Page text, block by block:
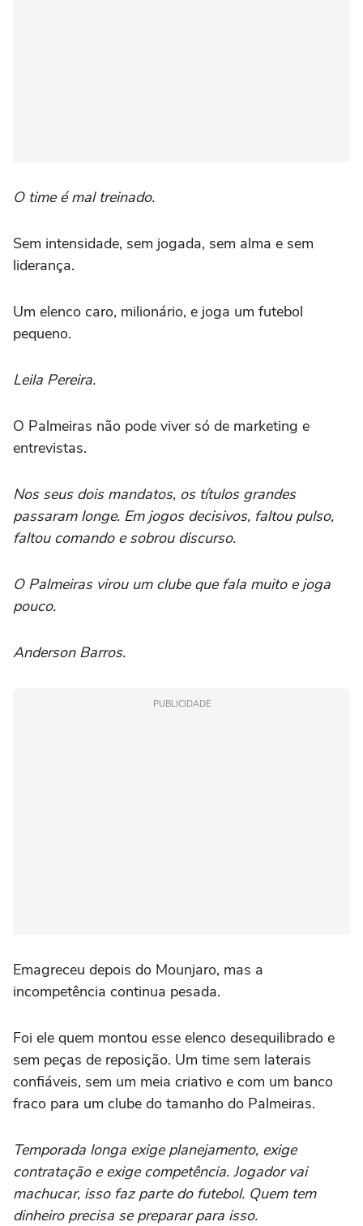
O time é mal treinado.
Sem intensidade, sem jogada, sem alma e sem
liderança.
Um elenco caro, milionário, e joga um futebol
pequeno.
Leila Pereira.
O Palmeiras não pode viver só de marketing e
entrevistas.
Nos seus dois mandatos, os títulos grandes
passaram longe. Em jogos decisivos, faltou pulso,
faltou comando e sobrou discurso.
O Palmeiras virou um clube que fala muito e joga
pouco.
Anderson Barros.
PUBLICIDADE
Emagreceu depois do Mounjaro, mas a
incompetência continua pesada.
Foi ele quem montou esse elenco desequilibrado e
sem peças de reposição. Um time sem laterais
confiáveis, sem um meia criativo e com um banco
fraco para um clube do tamanho do Palmeiras.
Temporada longa exige planejamento, exige
contratação e exige competência. Jogador vai
machucar, isso faz parte do futebol. Quem tem
dinheiro precisa se preparar para isso.